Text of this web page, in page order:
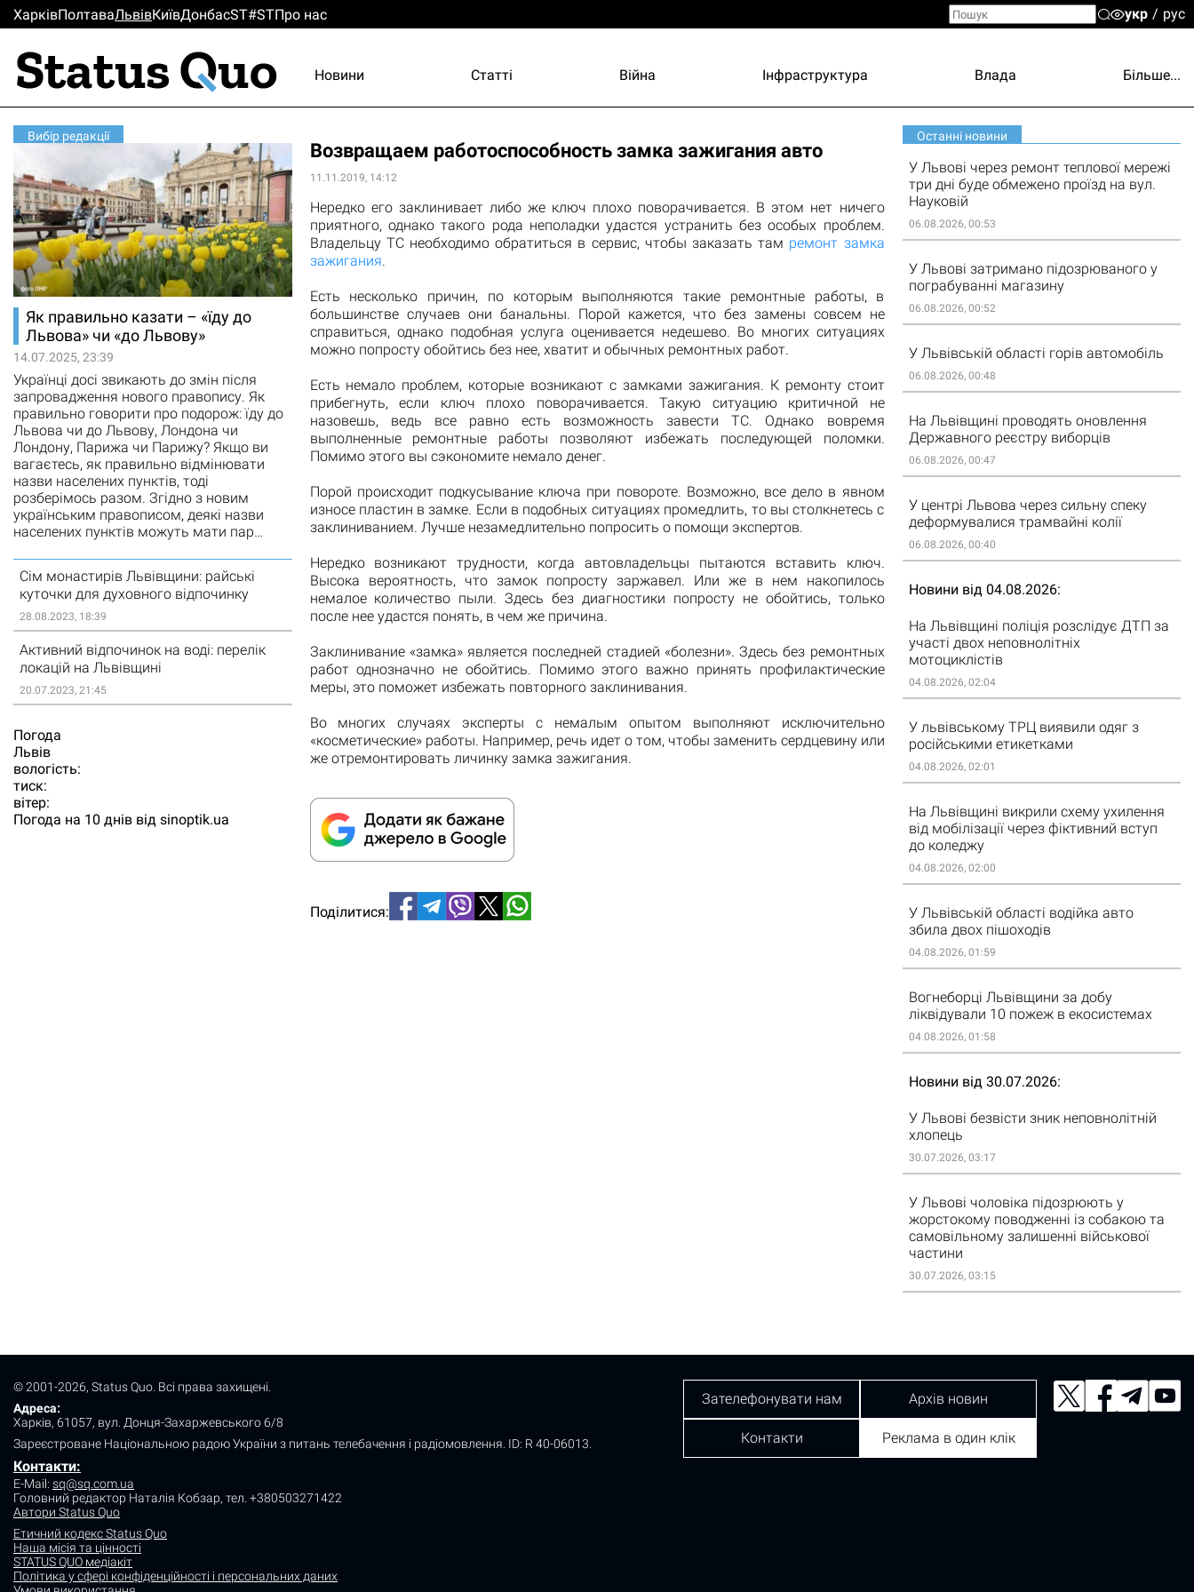
ХарківПолтаваЛьвiвКиïвДонбасST#STПро нас укр рус
Новини Статті Війна Інфраструктура Влада Більше...
Вибір редакції
Як правильно казати – «їду до
Львова» чи «до Львову»
14.07.2025, 23:39
Українці досі звикають до змін після
запровадження нового правопису. Як
правильно говорити про подорож: їду до
Львова чи до Львову, Лондона чи
Лондону, Парижа чи Парижу? Якщо ви
вагаєтесь, як правильно відмінювати
назви населених пунктів, тоді
розберімось разом. Згідно з новим
українським правописом, деякі назви
населених пунктів можуть мати пар…
Сім монастирів Львівщини: райські
куточки для духовного відпочинку
28.08.2023, 18:39
Активний відпочинок на воді: перелік
локацій на Львівщині
20.07.2023, 21:45
Погода
Львiв
вологість:
тиск:
вітер:
Погода на 10 днів від sinoptik.ua
Возвращаем работоспособность замка зажигания авто
11.11.2019, 14:12
Нередко его заклинивает либо же ключ плохо поворачивается. В этом нет ничего
приятного, однако такого рода неполадки удастся устранить без особых проблем.
Владельцу ТС необходимо обратиться в сервис, чтобы заказать там ремонт замка
зажигания.
Есть несколько причин, по которым выполняются такие ремонтные работы, в
большинстве случаев они банальны. Порой кажется, что без замены совсем не
справиться, однако подобная услуга оценивается недешево. Во многих ситуациях
можно попросту обойтись без нее, хватит и обычных ремонтных работ.
Есть немало проблем, которые возникают с замками зажигания. К ремонту стоит
прибегнуть, если ключ плохо поворачивается. Такую ситуацию критичной не
назовешь, ведь все равно есть возможность завести ТС. Однако вовремя
выполненные ремонтные работы позволяют избежать последующей поломки.
Помимо этого вы сэкономите немало денег.
Порой происходит подкусывание ключа при повороте. Возможно, все дело в явном
износе пластин в замке. Если в подобных ситуациях промедлить, то вы столкнетесь с
заклиниванием. Лучше незамедлительно попросить о помощи экспертов.
Нередко возникают трудности, когда автовладельцы пытаются вставить ключ.
Высока вероятность, что замок попросту заржавел. Или же в нем накопилось
немалое количество пыли. Здесь без диагностики попросту не обойтись, только
после нее удастся понять, в чем же причина.
Заклинивание «замка» является последней стадией «болезни». Здесь без ремонтных
работ однозначно не обойтись. Помимо этого важно принять профилактические
меры, это поможет избежать повторного заклинивания.
Во многих случаях эксперты с немалым опытом выполняют исключительно
«косметические» работы. Например, речь идет о том, чтобы заменить сердцевину или
же отремонтировать личинку замка зажигания.
Поділитися:
Останні новини
У Львові через ремонт теплової мережі
три дні буде обмежено проїзд на вул.
Науковій
06.08.2026, 00:53
У Львові затримано підозрюваного у
пограбуванні магазину
06.08.2026, 00:52
У Львівській області горів автомобіль
06.08.2026, 00:48
На Львівщині проводять оновлення
Державного реєстру виборців
06.08.2026, 00:47
У центрі Львова через сильну спеку
деформувалися трамвайні колії
06.08.2026, 00:40
Новини від 04.08.2026
На Львівщині поліція розслідує ДТП за
участі двох неповнолітніх
мотоциклістів
04.08.2026, 02:04
У львівському ТРЦ виявили одяг з
російськими етикетками
04.08.2026, 02:01
На Львівщині викрили схему ухилення
від мобілізації через фіктивний вступ
до коледжу
04.08.2026, 02:00
У Львівській області водійка авто
збила двох пішоходів
04.08.2026, 01:59
Вогнеборці Львівщини за добу
ліквідували 10 пожеж в екосистемах
04.08.2026, 01:58
Новини від 30.07.2026
У Львові безвісти зник неповнолітній
хлопець
30.07.2026, 03:17
У Львові чоловіка підозрюють у
жорстокому поводженні із собакою та
самовільному залишенні військової
частини
30.07.2026, 03:15
© 2001-2026, Status Quo. Всі права захищені.
Адреса:
Харків, 61057, вул. Донця-Захаржевського 6/8
Зареєстроване Національною радою України з питань телебачення і радіомовлення. ID: R 40-06013.
Контакти:
E-Mail: sq@sq.com.ua
Головний редактор Наталія Кобзар, тел. +380503271422
Автори Status Quo
Етичний кодекс Status Quo
Наша місія та цінності
STATUS QUO медіакіт
Політика у сфері конфіденційності і персональних даних
Зателефонувати нам Архів новин
Контакти Реклама в один клік